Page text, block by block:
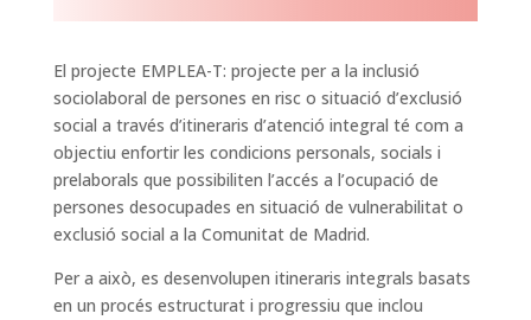
El projecte EMPLEA-T: projecte per a la inclusió
sociolaboral de persones en risc o situació d’exclusió
social a través d’itineraris d’atenció integral té com a
objectiu enfortir les condicions personals, socials i
prelaborals que possibiliten l’accés a l’ocupació de
persones desocupades en situació de vulnerabilitat o
exclusió social a la Comunitat de Madrid.
Per a això, es desenvolupen itineraris integrals basats
en un procés estructurat i progressiu que inclou